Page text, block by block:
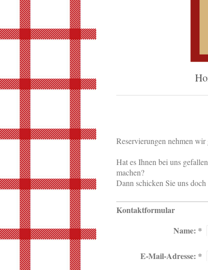
Reservierungen nehmen
Hat es Ihnen bei uns
machen?
Dann schicken Sie uns
Kontaktformular
Name: *
E-Mail-Adresse: *